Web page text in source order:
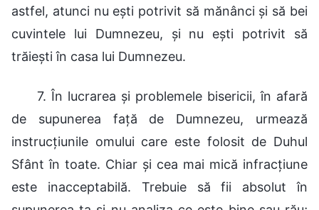
astfel, atunci nu ești potrivit să mănânci și să bei
cuvintele lui Dumnezeu, și nu ești potrivit să
trăiești în casa lui Dumnezeu.
7. În lucrarea și problemele bisericii, în afară
de supunerea față de Dumnezeu, urmează
instrucțiunile omului care este folosit de Duhul
Sfânt în toate. Chiar și cea mai mică infracțiune
este inacceptabilă. Trebuie să fii absolut în